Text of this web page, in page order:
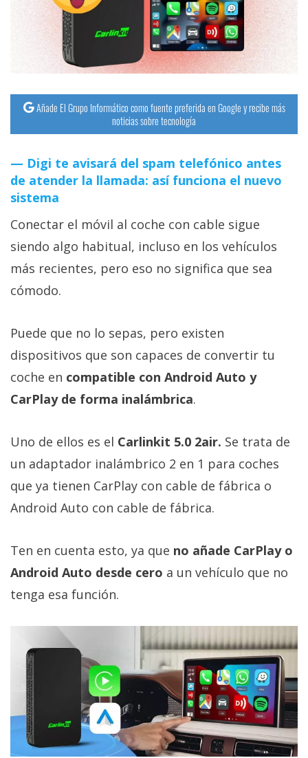
Operadores
Trucos
Tutoriales
Ciberseguridad
Sistemas
operativos
Profesional
+
Más
Sorteos
Foros
/
Sobre
nosotros
/
Publicidad
Cambiar
opciones
de
privacidad
Aviso
Legal
El medio de
comunicación
digital donde
encontrarás
todas las
noticias sobre
Añade El Grupo Informático como fuente preferida en Google y recibe más
noticias sobre tecnología
Digi te avisará del spam telefónico antes
de atender la llamada: así funciona el nuevo
sistema
Conectar el móvil al coche con cable sigue
siendo algo habitual, incluso en los vehículos
más recientes, pero eso no significa que sea
cómodo.
Puede que no lo sepas, pero existen
dispositivos que son capaces de convertir tu
coche en compatible con Android Auto y
CarPlay de forma inalámbrica.
Uno de ellos es el Carlinkit 5.0 2air. Se trata de
un adaptador inalámbrico 2 en 1 para coches
que ya tienen CarPlay con cable de fábrica o
Android Auto con cable de fábrica.
Ten en cuenta esto, ya que no añade CarPlay o
Android Auto desde cero a un vehículo que no
tenga esa función.